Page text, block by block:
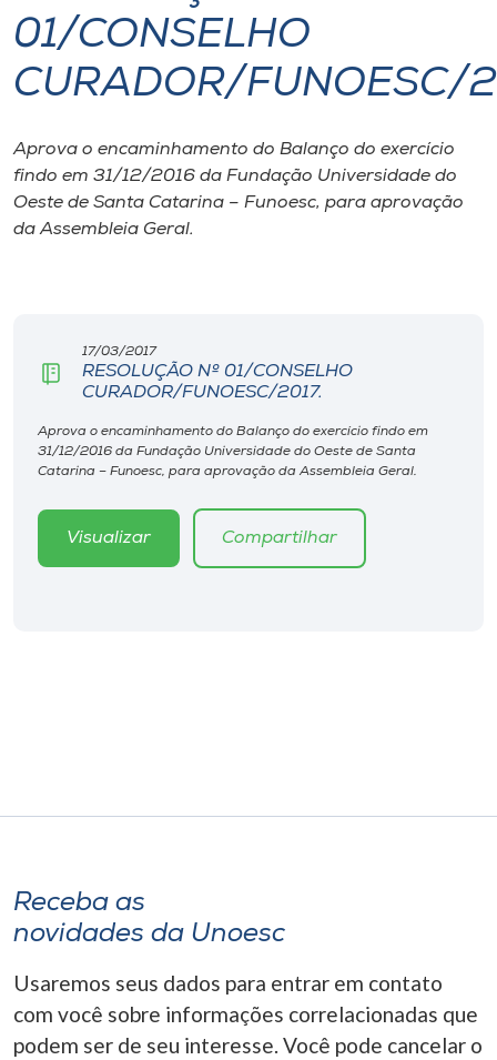
I.nova
Cultura
Editora
Rádio
Museu
Unoesc
01/CONSELHO
CURADOR/FUNOESC/
Aprova o encaminhamento do Balanço do exercício
findo em 31/12/2016 da Fundação Universidade do
Oeste de Santa Catarina – Funoesc, para aprovação
da Assembleia Geral.
17/03/2017
RESOLUÇÃO Nº 01/CONSELHO
CURADOR/FUNOESC/2017.
Aprova o encaminhamento do Balanço do exercício findo em
31/12/2016 da Fundação Universidade do Oeste de Santa
Catarina – Funoesc, para aprovação da Assembleia Geral.
Visualizar Compartilhar
Receba as
novidades da Unoesc
Usaremos seus dados para entrar em contato
com você sobre informações correlacionadas que
podem ser de seu interesse. Você pode cancelar o